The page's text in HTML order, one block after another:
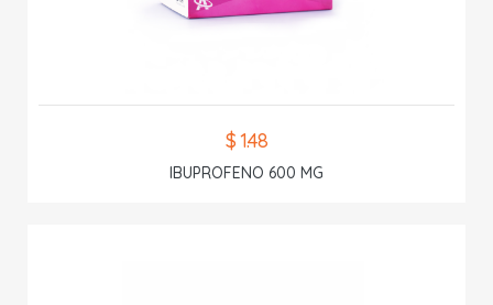
$ 1.48
IBUPROFENO 600 MG